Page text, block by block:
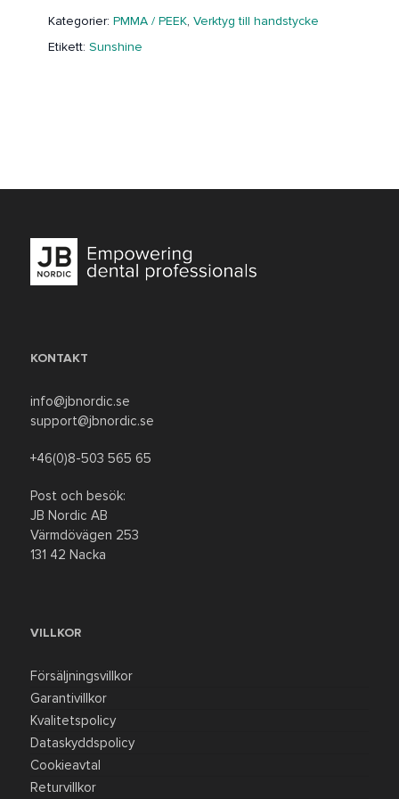
Kategorier: PMMA / PEEK, Verktyg till handstycke
Etikett: Sunshine
KONTAKT
info@jbnordic.se
support@jbnordic.se
+46(0)8-503 565 65
Post och besök:
JB Nordic AB
Värmdövägen 253
131 42 Nacka
VILLKOR
Försäljningsvillkor
Garantivillkor
Kvalitetspolicy
Dataskyddspolicy
Cookieavtal
Returvillkor